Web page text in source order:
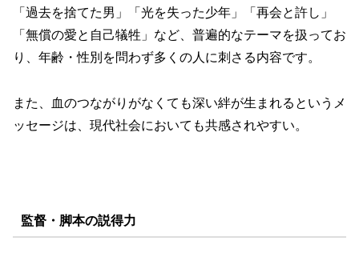
「過去を捨てた男」「光を失った少年」「再会と許し」
「無償の愛と自己犠牲」など、普遍的なテーマを扱ってお
り、年齢・性別を問わず多くの人に刺さる内容です。
また、血のつながりがなくても深い絆が生まれるというメ
ッセージは、現代社会においても共感されやすい。
監督・脚本の説得力